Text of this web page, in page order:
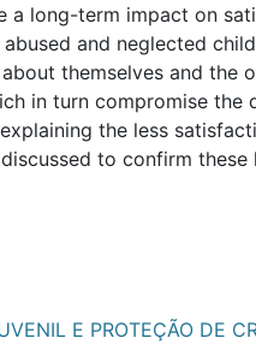
a long-term impact on
and neglected
themselves and the
in turn compromise the
the less
to confirm these
E PROTEÇÃO DE